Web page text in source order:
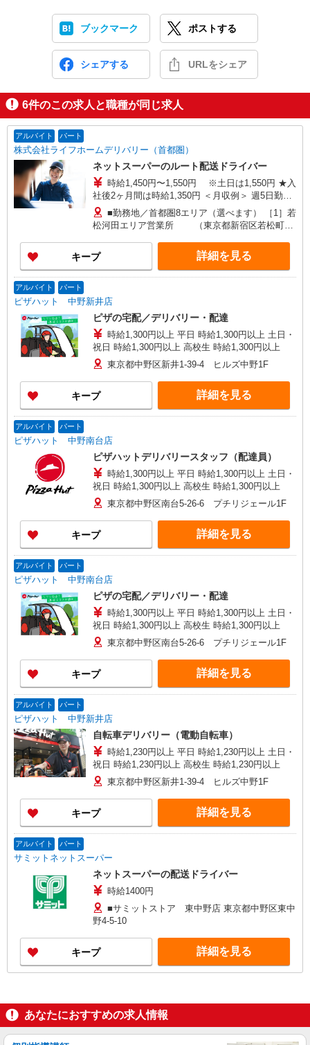
ブックマーク ポストする
シェアする URLをシェア
6件のこの求人と職種が同じ求人
アルバイト パート
株式会社ライフホームデリバリー（首都圏）
ネットスーパーのルート配送ドライバー
時給1,450円〜1,550円 ※土日は1,550円 ★入
社後2ヶ月間は時給1,350円 ＜月収例＞ 週5日勤務
（平日4日＋土日1日）の場合 8時間勤務×月22日＝
258,400円（土日手当含む）
■勤務地／首都圏8エリア（選べます） ［1］若
松河田エリア営業所 （東京都新宿区若松町
区大崎4-13-2） ［3］恵比寿エリア営業所
（東京都渋谷区恵比寿4丁目20番） ［4］渋谷東出
張所 （東京都渋谷区東1-26-22） ［5］東中野
［6］大森中エリア営業所 （東京都大田区大
森中1-21-7） ［7］西蒲田エリア営業所 （東
京都大田区西蒲田7-51-15） ［8］目黒八雲エリア
営業所 （東京都目黒区八雲3-139） ※自転車
通勤可
キープ 詳細を見る
アルバイト パート
ピザハット 中野新井店
ピザの宅配／デリバリー・配達
時給1,300円以上 平日 時給1,300円以上 土日・
祝日 時給1,300円以上 高校生 時給1,300円以上
東京都中野区新井1-39-4 ヒルズ中野1F
キープ 詳細を見る
アルバイト パート
ピザハット 中野南台店
ピザハットデリバリースタッフ（配達員）
時給1,300円以上 平日 時給1,300円以上 土日・
祝日 時給1,300円以上 高校生 時給1,300円以上
東京都中野区南台5-26-6 プチリジェール1F
キープ 詳細を見る
アルバイト パート
ピザハット 中野南台店
ピザの宅配／デリバリー・配達
時給1,300円以上 平日 時給1,300円以上 土日・
祝日 時給1,300円以上 高校生 時給1,300円以上
東京都中野区南台5-26-6 プチリジェール1F
キープ 詳細を見る
アルバイト パート
ピザハット 中野新井店
自転車デリバリー（電動自転車）
時給1,230円以上 平日 時給1,230円以上 土日・
祝日 時給1,230円以上 高校生 時給1,230円以上
東京都中野区新井1-39-4 ヒルズ中野1F
キープ 詳細を見る
アルバイト パート
サミットネットスーパー
ネットスーパーの配送ドライバー
時給1400円
■サミットストア 東中野店 東京都中野区東中
野4-5-10
キープ 詳細を見る
あなたにおすすめの求人情報